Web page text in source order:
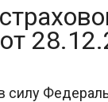
силу